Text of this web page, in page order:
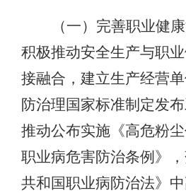
（一）完善职业健
积极推动安全生产与职
接融合，建立生产经营
防治理国家标准制定发
推动公布实施《高危粉
职业病危害防治条例》
共和国职业病防治法》